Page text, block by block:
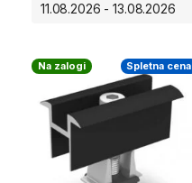
11.08.2026 - 13.08.2026
Na zalogi Spletna cena